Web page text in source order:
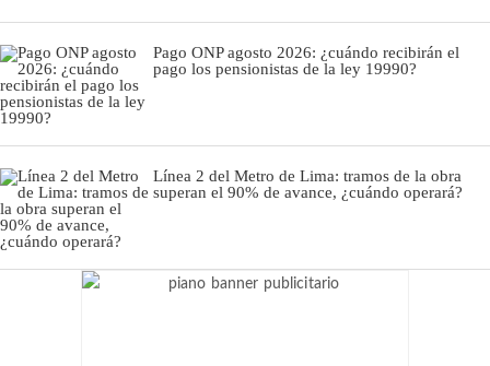
Pago ONP agosto 2026: ¿cuándo recibirán el
pago los pensionistas de la ley 19990?
Línea 2 del Metro de Lima: tramos de la obra
superan el 90% de avance, ¿cuándo operará?